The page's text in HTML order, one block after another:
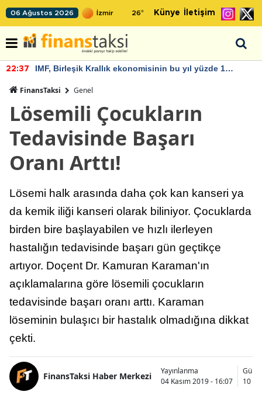
06 Ağustos 2026 26° Künye İletişim
22:37
IMF, Birleşik Krallık ekonomisinin bu yıl yüzde 1
FinansTaksi Genel
Lösemili Çocukların
Tedavisinde Başarı
Oranı Arttı!
Lösemi halk arasında daha çok kan kanseri ya
da kemik iliği kanseri olarak biliniyor. Çocuklarda
birden bire başlayabilen ve hızlı ilerleyen
hastalığın tedavisinde başarı gün geçtikçe
artıyor. Doçent Dr. Kamuran Karaman'ın
açıklamalarına göre lösemili çocukların
tedavisinde başarı oranı arttı. Karaman
löseminin bulaşıcı bir hastalık olmadığına dikkat
çekti.
FinansTaksi Haber Merkezi
Yayınlanma
04 Kasım 2019 - 16:07
10